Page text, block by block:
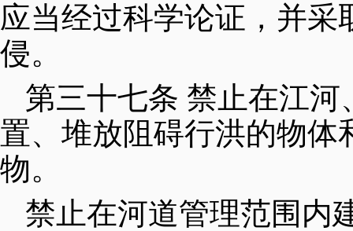
应当经过科学论证，并
侵。
第三十七条 禁止在江
置、堆放阻碍行洪的物体
物。
禁止在河道管理范围内